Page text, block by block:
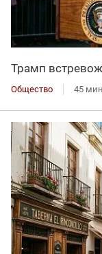
Трамп
Общество 45